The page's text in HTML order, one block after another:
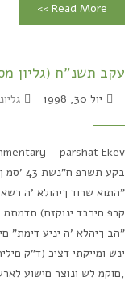
Read More >>
עקב תשנ"ח (גליון
יול 30, 1998
– parshat Ekev
בקע
"התוא שרוד ךיהולא 'ה
קרפ םירבד ינוקזח)
"הב ךיהלא 'ה יניע דימת"
ינש ומייקתי דציכ (ד"ק
,םוקמ לש ונוצר םישוע